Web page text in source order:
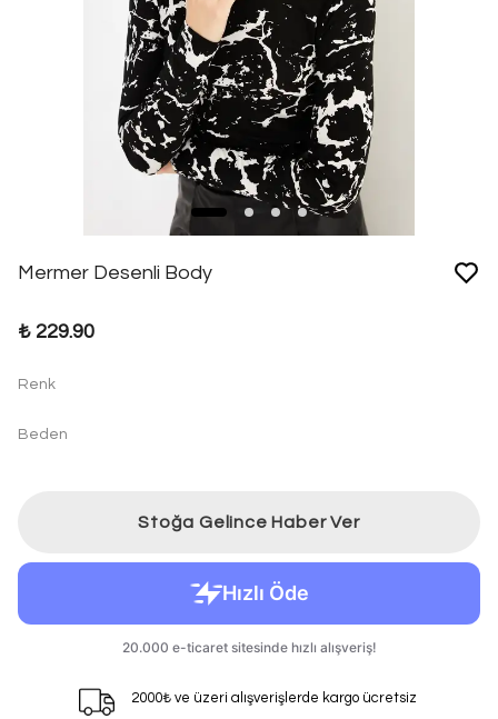
Mermer Desenli Body
₺ 229.90
Renk
Beden
Stoğa Gelince Haber Ver
2000₺ ve üzeri alışverişlerde kargo ücretsiz